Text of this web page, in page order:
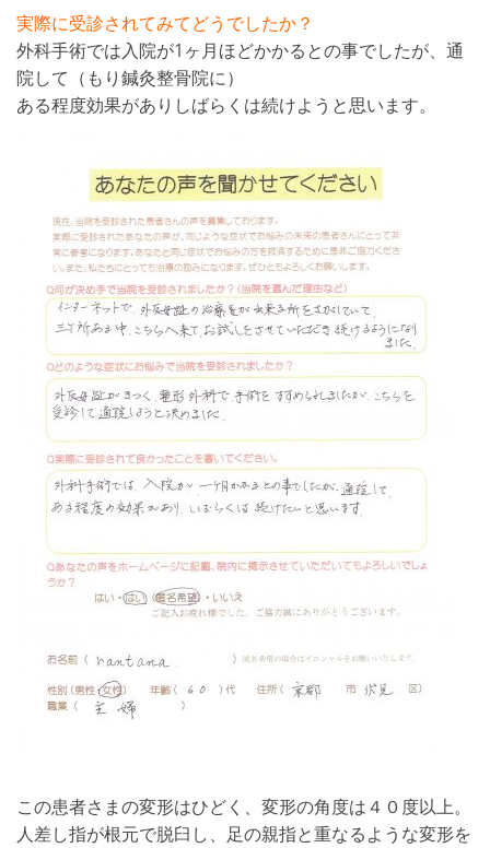
実際に受診されてみてどうでしたか？
外科手術では入院が1ヶ月ほどかかるとの事でしたが、通
院して（もり鍼灸整骨院に）
ある程度効果がありしばらくは続けようと思います。
この患者さまの変形はひどく、変形の角度は４０度以上。
人差し指が根元で脱臼し、足の親指と重なるような変形を